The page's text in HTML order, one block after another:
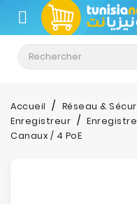
CATÉGORIE
Climatisation
Informatique
Téléphonie
Accueil Réseau &
Enregistreur
Canaux / 4 PoE